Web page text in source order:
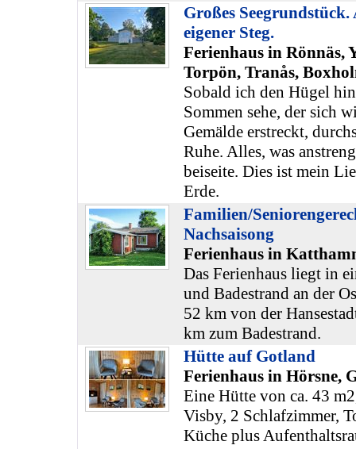
Großes
eigener Steg.
Ferienhaus in Rönnäs,
Torpön, Tranås,
Sobald ich den Hügel
Sommen sehe, der sich
Gemälde erstreckt,
Ruhe. Alles, was
beiseite. Dies ist mein
Erde.
Familien/
Nachsaisong
Ferienhaus in
Das Ferienhaus liegt in
und Badestrand an der
52 km von der
km zum Badestrand.
Hütte auf Gotland
Ferienhaus in Hörsne,
Eine Hütte von ca. 43
Visby, 2 Schlafzimmer,
Küche plus